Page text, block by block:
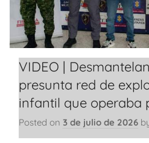
VIDEO |
presunta red de
infantil que operaba
Posted on 3 de julio de 2026